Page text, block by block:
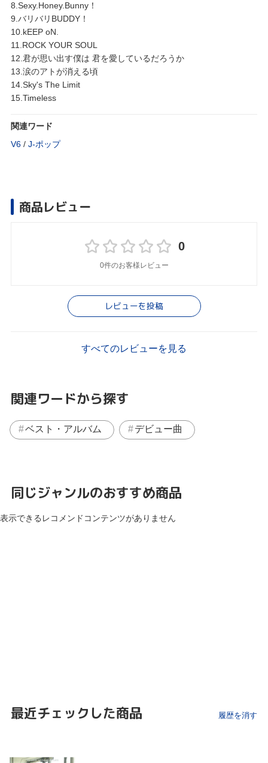
8.Sexy.Honey.Bunny！
9.バリバリBUDDY！
10.kEEP oN.
11.ROCK YOUR SOUL
12.君が思い出す僕は 君を愛しているだろうか
13.涙のアトが消える頃
14.Sky's The Limit
15.Timeless
関連ワード
V6 / J‐ポップ
商品レビュー
0
0件のお客様レビュー
レビューを投稿
すべてのレビューを見る
関連ワードから探す
ベスト・アルバム デビュー曲
同じジャンルのおすすめ商品
表示できるレコメンドコンテンツがありません
最近チェックした商品 履歴を消す